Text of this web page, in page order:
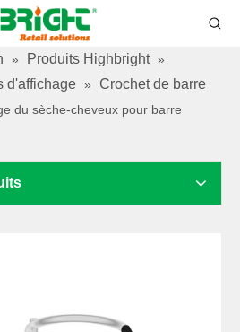
» Produits Highbright »
d'affichage »
Crochet de barre
du sèche-cheveux pour barre